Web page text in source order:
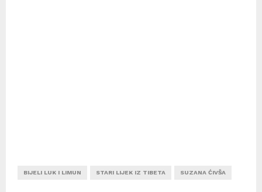
BIJELI LUK I LIMUN STARI LIJEK IZ TIBETA SUZANA ĆIVŠA